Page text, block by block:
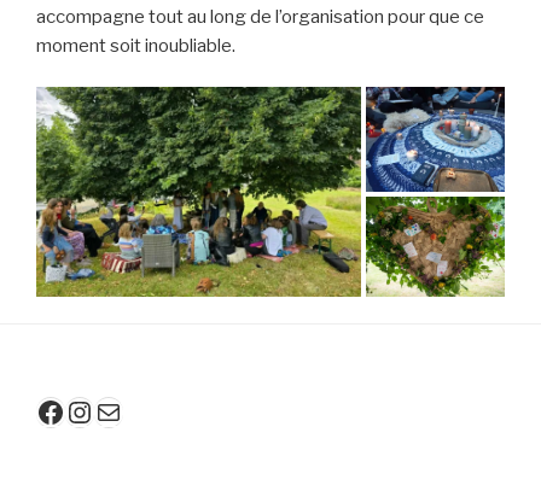
accompagne tout au long de l’organisation pour que ce
moment soit inoubliable.
Facebook
Instagram
E-mail